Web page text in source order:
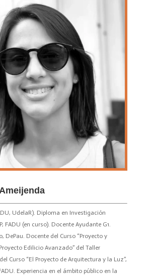
UdelaR). Diploma en Investigación
FADU (en curso). Docente Ayudante G1.
DePau. Docente del Curso “Proyecto y
Edilicio Avanzado” del Taller
Curso “El Proyecto de Arquitectura y la Luz”,
Experiencia en el ámbito público en la